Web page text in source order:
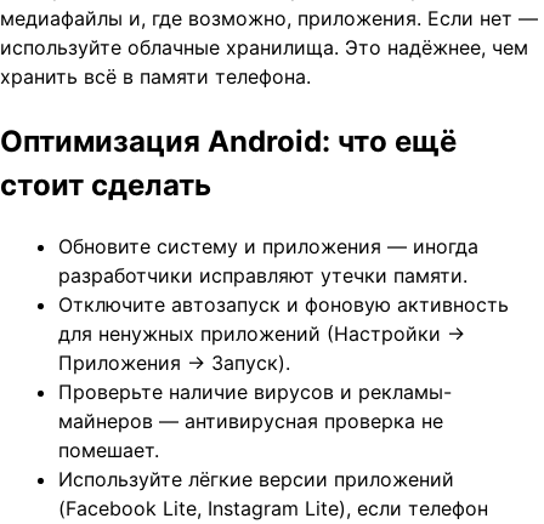
медиафайлы и, где возможно, приложения. Если нет —
используйте облачные хранилища. Это надёжнее, чем
хранить всё в памяти телефона.
Оптимизация Android: что ещё
стоит сделать
Обновите систему и приложения — иногда
разработчики исправляют утечки памяти.
Отключите автозапуск и фоновую активность
для ненужных приложений (Настройки →
Приложения → Запуск).
Проверьте наличие вирусов и рекламы-
майнеров — антивирусная проверка не
помешает.
Используйте лёгкие версии приложений
(Facebook Lite, Instagram Lite), если телефон